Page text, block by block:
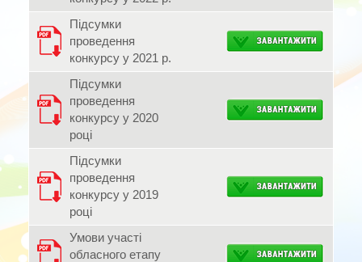
Підсумки
проведення
конкурсу у 2021 р.
Підсумки
проведення
конкурсу у 2020
році
Підсумки
проведення
конкурсу у 2019
році
Умови участі
обласного етапу